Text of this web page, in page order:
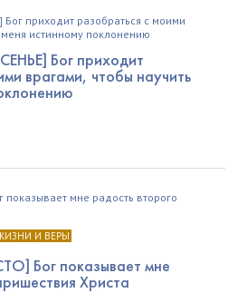
Бог приходит
врагами, чтобы научить
И ВЕРЫ
Бог показывает мне
Христа